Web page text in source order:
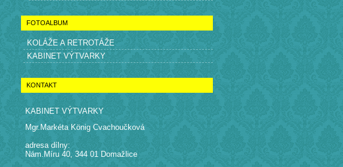
FOTOALBUM
KOLÁŽE A RETROTÁŽE
KABINET VÝTVARKY
KONTAKT
KABINET VÝTVARKY
Mgr.Markéta König Cvachoučková
adresa dílny:
Nám.Míru 40, 344 01 Domažlice